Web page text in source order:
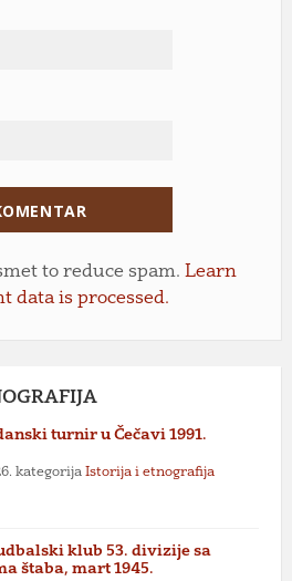
to reduce spam. Learn
data is processed.
turnir u Čečavi 1991.
kategorija Istorija i etnografija
klub 53. divizije sa
štaba, mart 1945.